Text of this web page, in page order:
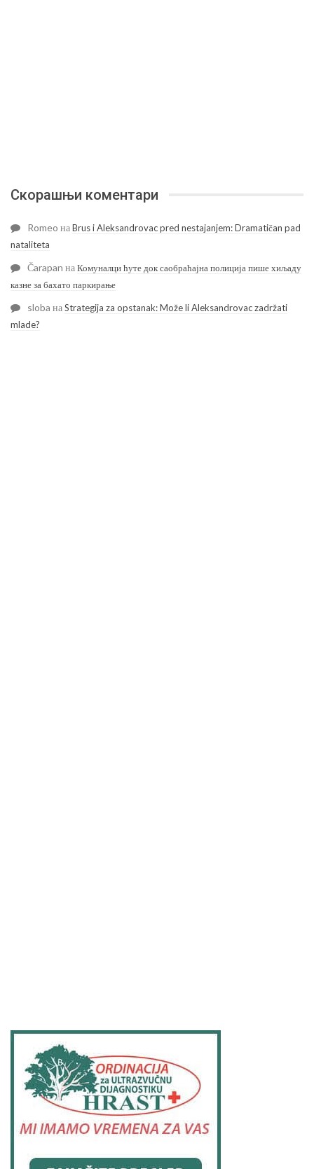
Скорашњи коментари
Romeo наBrus i Aleksandrovac pred nestajanjem: Dramatičan pad
nataliteta
Čarapan наКомуналци ћуте док саобраћајна полиција пише хиљаду
казне за бахато паркирање
sloba наStrategija za opstanak: Može li Aleksandrovac zadržati
mlade?